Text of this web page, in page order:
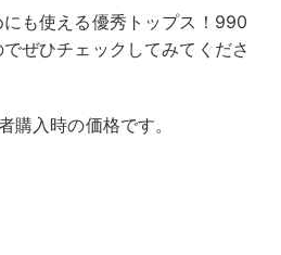
も使える優秀トップス！990
ぜひチェックしてみてくださ
購入時の価格です。